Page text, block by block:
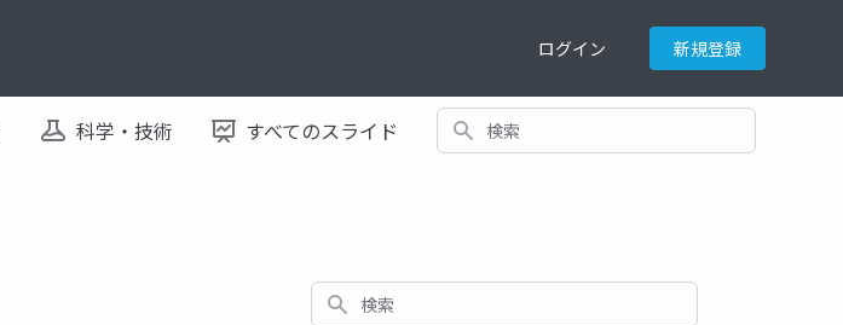
ログイン 新規登録
科学・技術 すべてのスライド 検索
検索